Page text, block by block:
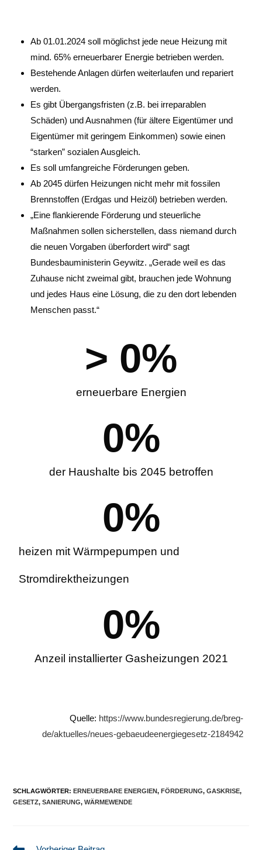
Ab 01.01.2024 soll möglichst jede neue Heizung mit
mind. 65% erneuerbarer Energie betrieben werden.
Bestehende Anlagen dürfen weiterlaufen und repariert
werden.
Es gibt Übergangsfristen (z.B. bei irreparablen
Schäden) und Ausnahmen (für ältere Eigentümer und
Eigentümer mit geringem Einkommen) sowie einen
“starken” sozialen Ausgleich.
Es soll umfangreiche Förderungen geben.
Ab 2045 dürfen Heizungen nicht mehr mit fossilen
Brennstoffen (Erdgas und Heizöl) betrieben werden.
„Eine flankierende Förderung und steuerliche
Maßnahmen sollen sicherstellen, dass niemand durch
die neuen Vorgaben überfordert wird“ sagt
Bundesbauministerin Geywitz. „Gerade weil es das
Zuhause nicht zweimal gibt, brauchen jede Wohnung
und jedes Haus eine Lösung, die zu den dort lebenden
Menschen passt.“
erneuerbare Energien
> 0%
der Haushalte bis 2045 betroffen
0%
heizen mit Wärmpepumpen und
Stromdirektheizungen
0%
Anzeil installierter Gasheizungen 2021
0%
Quelle: https://www.bundesregierung.de/breg-
de/aktuelles/neues-gebaeudeenergiegesetz-2184942
SCHLAGWÖRTER:ERNEUERBARE ENERGIEN, FÖRDERUNG, GASKRISE,
GESETZ, SANIERUNG, WÄRMEWENDE